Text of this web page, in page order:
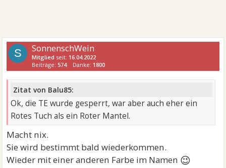
S SonnenschWein
Mitglied seit: 16.04.2022
Beiträge:574 Danke: 1800
Zitat von Balu85:
Ok, die TE wurde gesperrt, war aber auch eher ein
Rotes Tuch als ein Roter Mantel.
Macht nix.
Sie wird bestimmt bald wiederkommen.
Wieder mit einer anderen Farbe im Namen 😉